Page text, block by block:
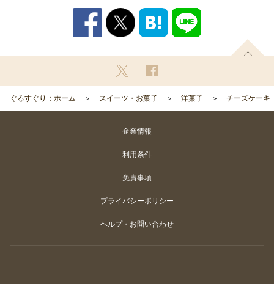
ぐるすぐり：ホーム スイーツ・お菓子 洋菓子 チーズケーキ
企業情報
利用条件
免責事項
プライバシーポリシー
ヘルプ・お問い合わせ